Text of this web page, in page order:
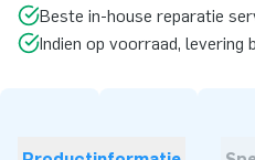
Beste in-house reparatie
Indien op voorraad, levering